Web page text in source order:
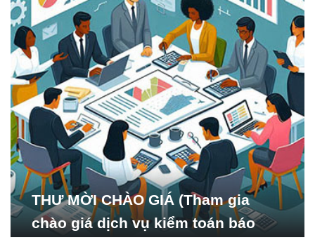
THƯ MỜI CHÀO GIÁ (Tham gia
chào giá dịch vụ kiểm toán báo